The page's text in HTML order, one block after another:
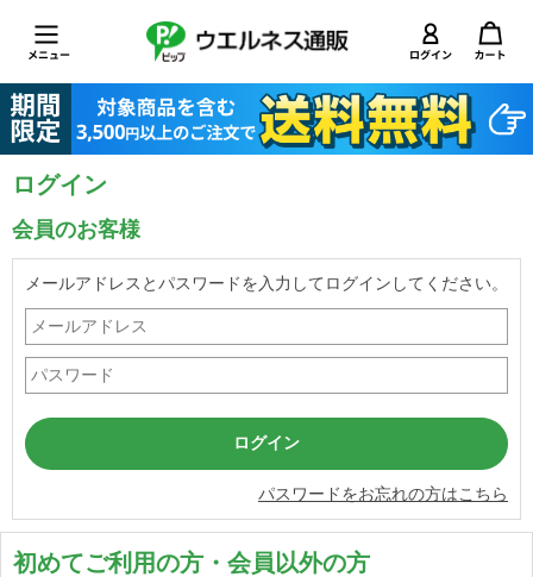
ログイン
会員のお客様
メールアドレスとパスワードを入力してログインしてください。
パスワードをお忘れの方はこちら
初めてご利用の方・会員以外の方